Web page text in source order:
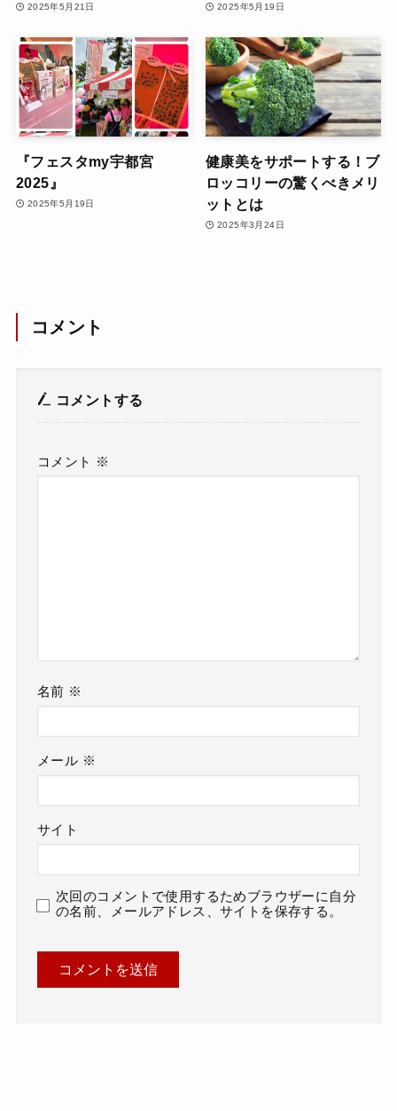
2025年5月21日 2025年5月19日
『フェスタmy宇都宮
2025』
2025年5月19日
健康美をサポートする！ブ
ロッコリーの驚くべきメリ
ットとは
2025年3月24日
コメント
コメントする
コメント ※
名前 ※
メール ※
サイト
次回のコメントで使用するためブラウザーに自分
の名前、メールアドレス、サイトを保存する。